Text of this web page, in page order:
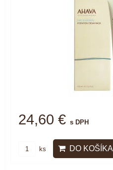
24,60 € s DPH
ks DO KOŠÍKA